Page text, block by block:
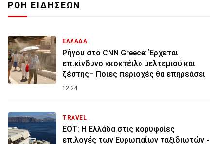
ΡΟΗ ΕΙΔΗΣΕΩΝ
ΕΛΛΑΔΑ
Ρήγου στο CNN Greece: Έρχεται
επικίνδυνο «κοκτέιλ» μελτεμιού και
ζέστης– Ποιες περιοχές θα επηρεάσει
12:24
TRAVEL
ΕΟΤ: Η Ελλάδα στις κορυφαίες
επιλογές των Ευρωπαίων ταξιδιωτών -